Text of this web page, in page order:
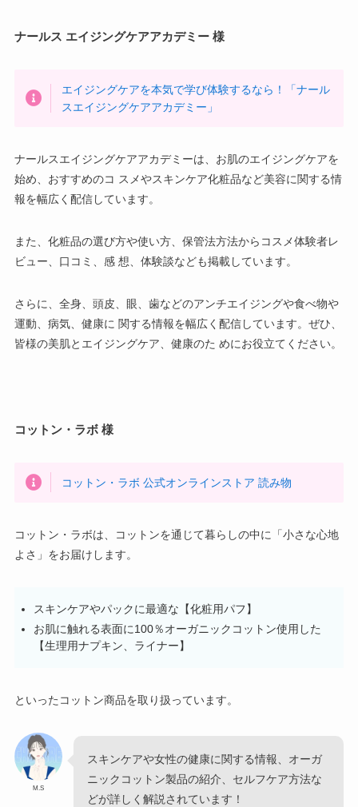
ナールス エイジングケアアカデミー 様
エイジングケアを本気で学び体験するなら！「ナール
スエイジングケアアカデミー」
ナールスエイジングケアアカデミーは、お肌のエイジングケアを
始め、おすすめのコ スメやスキンケア化粧品など美容に関する情
報を幅広く配信しています。
また、化粧品の選び方や使い方、保管法方法からコスメ体験者レ
ビュー、口コミ、感 想、体験談なども掲載しています。
さらに、全身、頭皮、眼、歯などのアンチエイジングや食べ物や
運動、病気、健康に 関する情報を幅広く配信しています。ぜひ、
皆様の美肌とエイジングケア、健康のた めにお役立てください。
コットン・ラボ 様
コットン・ラボ 公式オンラインストア 読み物
コットン・ラボは、コットンを通じて暮らしの中に「小さな心地
よさ」をお届けします。
スキンケアやパックに最適な【化粧用パフ】
お肌に触れる表面に100％オーガニックコットン使用した
【生理用ナプキン、ライナー】
といったコットン商品を取り扱っています。
M.S
スキンケアや女性の健康に関する情報、オーガ
ニックコットン製品の紹介、セルフケア方法な
どが詳しく解説されています！